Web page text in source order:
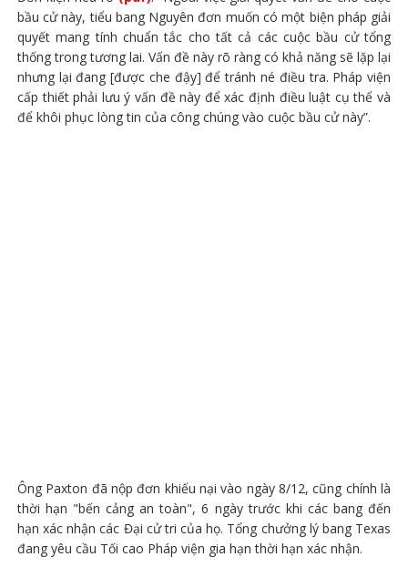
bầu cử này, tiểu bang Nguyên đơn muốn có một biện pháp giải
quyết mang tính chuẩn tắc cho tất cả các cuộc bầu cử tổng
thống trong tương lai. Vấn đề này rõ ràng có khả năng sẽ lặp lại
nhưng lại đang [được che đậy] để tránh né điều tra. Pháp viện
cấp thiết phải lưu ý vấn đề này để xác định điều luật cụ thể và
để khôi phục lòng tin của công chúng vào cuộc bầu cử này”.
Ông Paxton đã nộp đơn khiếu nại vào ngày 8/12, cũng chính là
thời hạn "bến cảng an toàn", 6 ngày trước khi các bang đến
hạn xác nhận các Đại cử tri của họ. Tổng chưởng lý bang Texas
đang yêu cầu Tối cao Pháp viện gia hạn thời hạn xác nhận.